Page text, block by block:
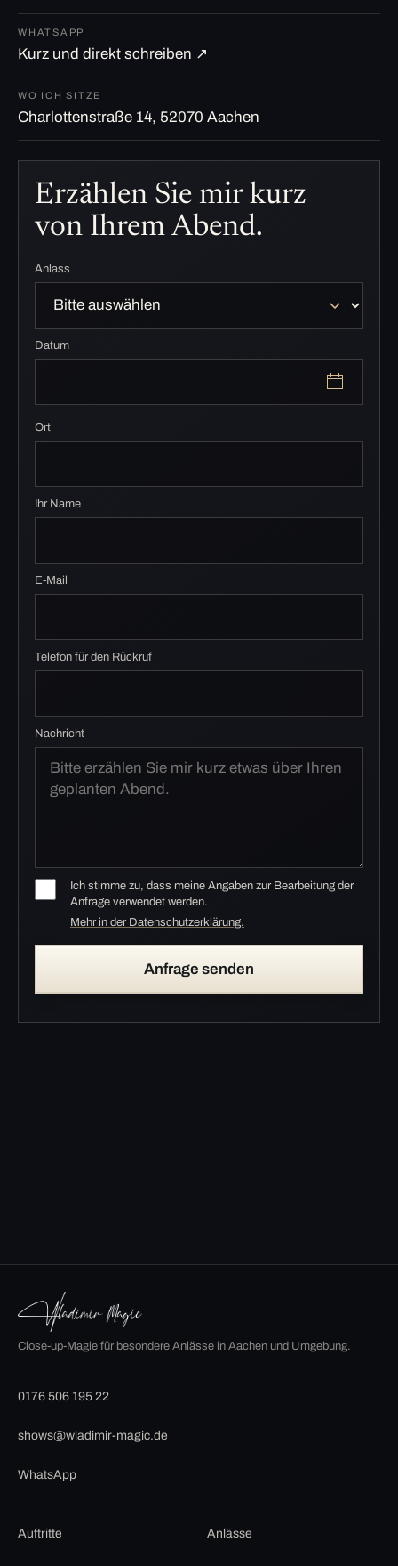
WHATSAPP
Kurz und direkt schreiben ↗
WO ICH SITZE
Charlottenstraße 14, 52070 Aachen
Erzählen Sie mir kurz
von Ihrem Abend.
Anlass
Datum
Ort
Ihr Name
E-Mail
Telefon für den Rückruf
Nachricht
Ich stimme zu, dass meine Angaben zur Bearbeitung der
Anfrage verwendet werden.
Mehr in der Datenschutzerklärung.
Anfrage senden
Close-up-Magie für besondere Anlässe in Aachen und Umgebung.
0176 506 195 22
shows@wladimir-magic.de
WhatsApp
Auftritte Anlässe